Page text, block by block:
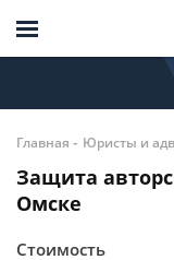
Главная - Юристы и
Защита
Омске
Стоимость